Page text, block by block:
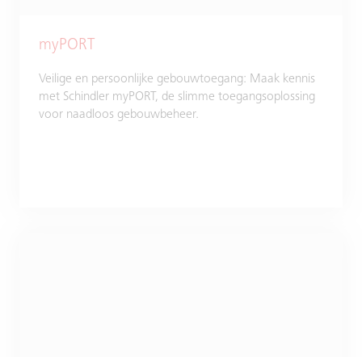
myPORT
Veilige en persoonlijke gebouwtoegang: Maak kennis
met Schindler myPORT, de slimme toegangsoplossing
voor naadloos gebouwbeheer.